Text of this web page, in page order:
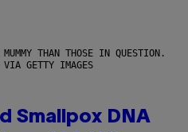
THAN THOSE IN QUESTION.
VIA GETTY IMAGES
Smallpox DNA